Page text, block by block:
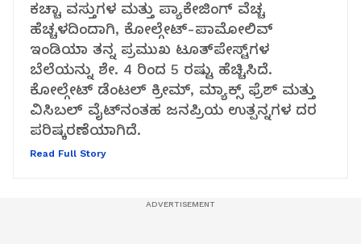
ಕಚ್ಚಾ ವಸ್ತುಗಳ ಮತ್ತು ಪ್ಯಾಕೇಜಿಂಗ್ ವೆಚ್ಚ
ಹೆಚ್ಚಳದಿಂದಾಗಿ, ಕೋಲ್ಗೇಟ್-ಪಾಮೋಲಿವ್
ಇಂಡಿಯಾ ತನ್ನ ಪ್ರಮುಖ ಟೂತ್‌ಪೇಸ್ಟ್‌ಗಳ
ಬೆಲೆಯನ್ನು ಶೇ. 4 ರಿಂದ 5 ರಷ್ಟು ಹೆಚ್ಚಿಸಿದೆ.
ಕೋಲ್ಗೇಟ್ ಡೆಂಟಲ್ ಕ್ರೀಮ್, ಮ್ಯಾಕ್ಸ್ ಫ್ರೆಶ್ ಮತ್ತು
ವಿಸಿಬಲ್ ವೈಟ್‌ನಂತಹ ಜನಪ್ರಿಯ ಉತ್ಪನ್ನಗಳ ದರ
ಪರಿಷ್ಕರಣೆಯಾಗಿದೆ.
Read Full Story